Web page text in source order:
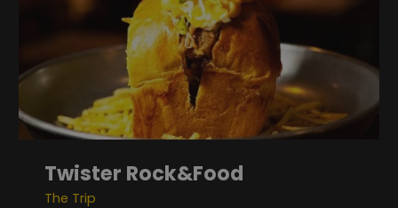
Twister Rock&Food
The Trip